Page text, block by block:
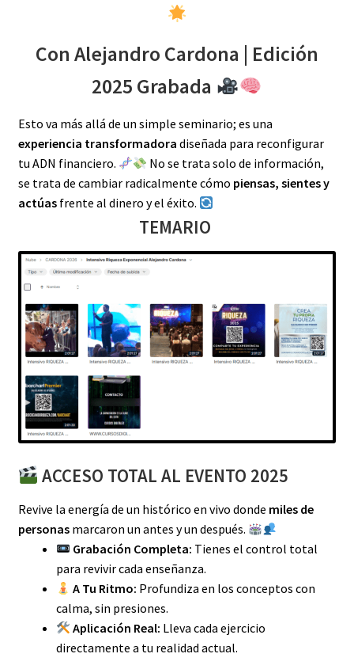
Con Alejandro Cardona | Edición
2025 Grabada
Esto va más allá de un simple seminario; es una
experiencia transformadora diseñada para reconfigurar
tu ADN financiero.
No se trata solo de información,
se trata de cambiar radicalmente cómo piensas, sientes y
actúasfrente al dinero y el éxito.
TEMARIO
ACCESO TOTAL AL EVENTO 2025
Revive la energía de un histórico en vivo donde miles de
personasmarcaron un antes y un después.
Grabación Completa: Tienes el control total
para revivir cada enseñanza.
A Tu Ritmo: Profundiza en los conceptos con
calma, sin presiones.
Aplicación Real: Lleva cada ejercicio
directamente a tu realidad actual.